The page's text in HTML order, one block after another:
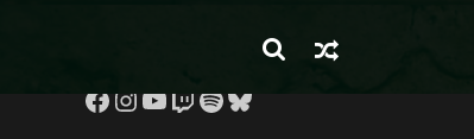
Facebook
Instagram
YouTube
Twitch
Spotify
Bluesky